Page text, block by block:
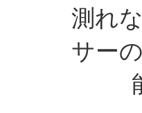
測れ
サー